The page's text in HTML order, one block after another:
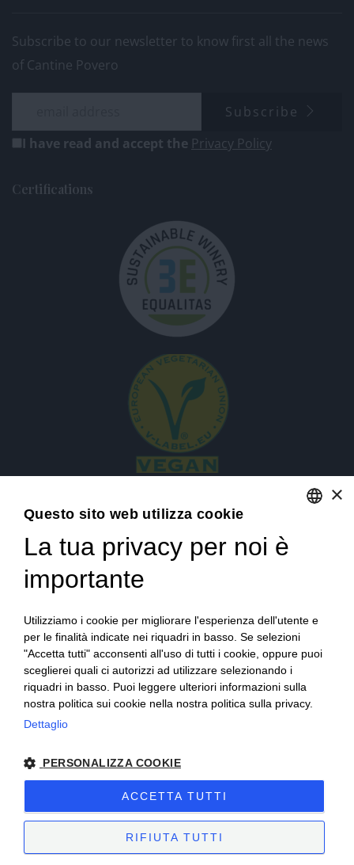
Subscribe to our newsletter to know first all the news
of Cantine Povero
Subscribe
I have read and accept the Privacy Policy
Certifications
Accedi
Campaign financed according to EU regulation no. 1308/2013
Sitemap –Terms of Sale– Privacy
VAT number 00171840051
×
Questo sito web utilizza cookie
La tua privacy per noi è
importante
Utilizziamo i cookie per migliorare l'esperienza dell'utente e
per le finalità indicate nei riquadri in basso. Se selezioni
"Accetta tutti" acconsenti all'uso di tutti i cookie, oppure puoi
sceglierei quali ci autorizzi ad utilizzare selezionando i
riquadri in basso. Puoi leggere ulteriori informazioni sulla
nostra politica sui cookie nella nostra politica sulla privacy.
Dettaglio
PERSONALIZZA COOKIE
ACCETTA TUTTI
RIFIUTA TUTTI